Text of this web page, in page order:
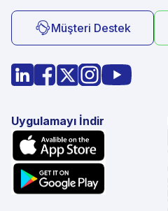
Müşteri Destek
Uygulamayı İndir